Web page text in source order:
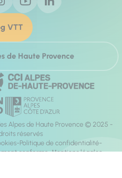
VTT
de Haute Provence
Alpes de Haute Provence © 2025 -
réservés
Politique de confidentialité
conforme Mentions légales